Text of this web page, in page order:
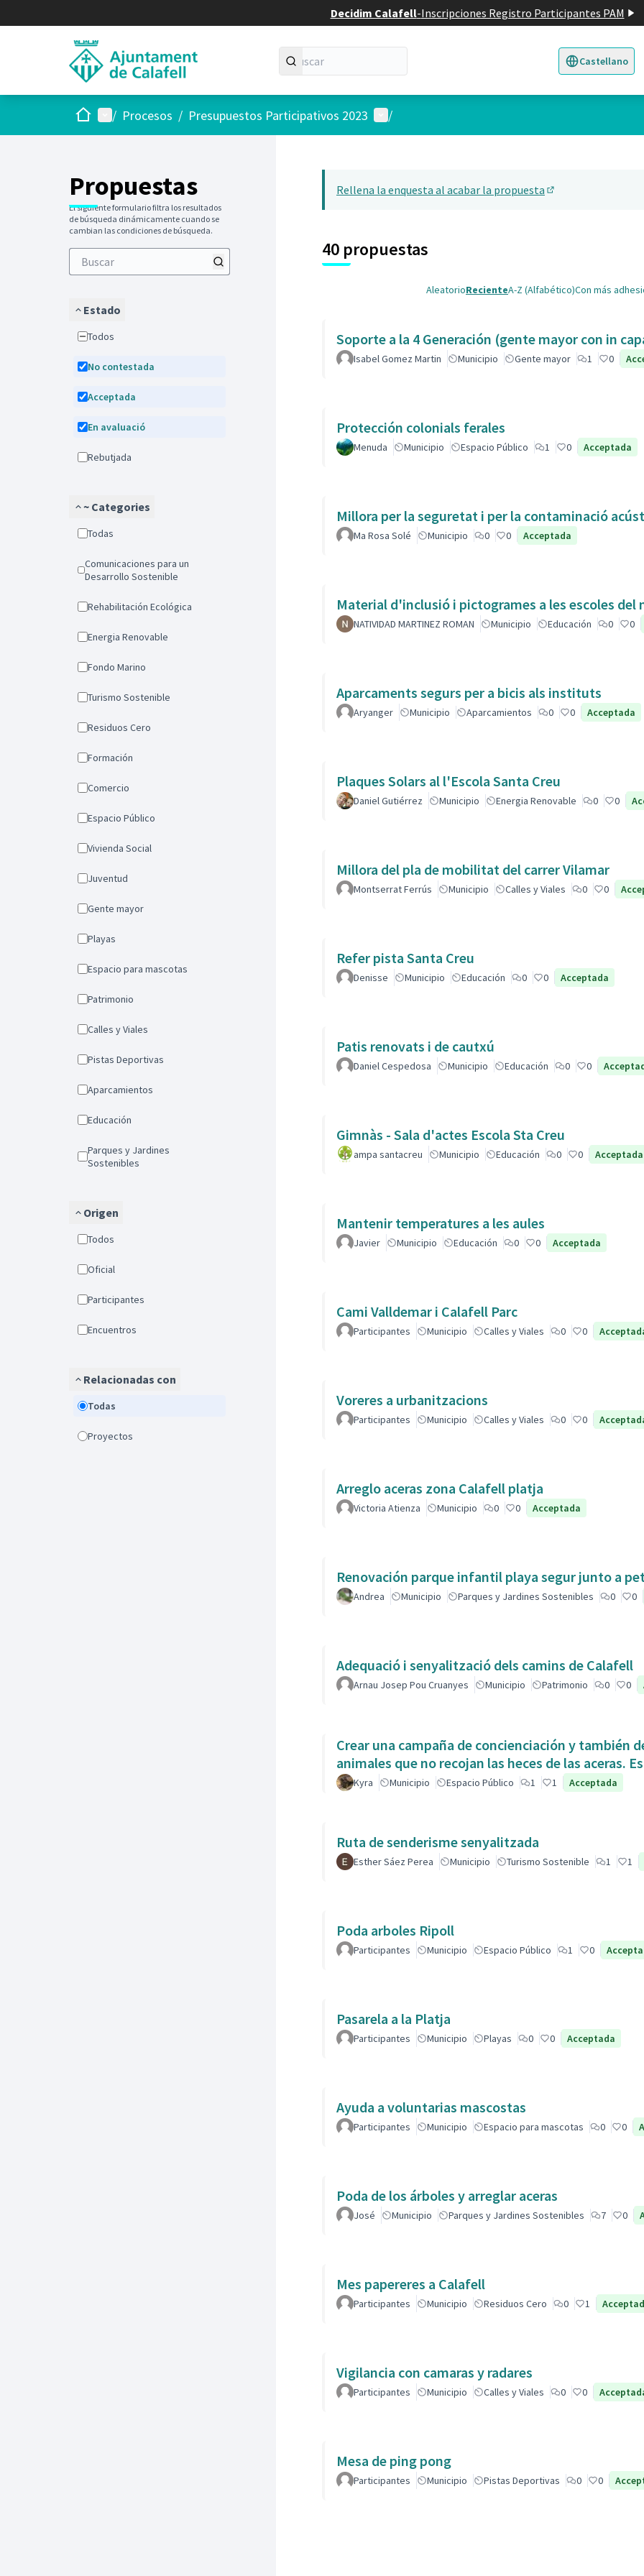
Decidim Calafell-Inscripciones Registro Participantes PAM
Castellano
Triar la llengua
InicioMenú principal
/ Procesos / Presupuestos Participativos 2023 Menú de usuario
/
Propuestas
El siguiente formulario filtra los resultados
de búsqueda dinámicamente cuando se
cambian las condiciones de búsqueda.
Estado
Todos
No contestada
Acceptada
En avaluació
Rebutjada
~ Categories
Todas
Comunicaciones para un
Desarrollo Sostenible
Rehabilitación Ecológica
Energia Renovable
Fondo Marino
Turismo Sostenible
Residuos Cero
Formación
Comercio
Espacio Público
Vivienda Social
Juventud
Gente mayor
Playas
Espacio para mascotas
Patrimonio
Calles y Viales
Pistas Deportivas
Aparcamientos
Educación
Parques y Jardines
Sostenibles
Origen
Todos
Oficial
Participantes
Encuentros
Relacionadas con
Todas
Proyectos
Rellena la enquesta al acabar la propuesta
40 propuestas
AleatorioRecienteA-Z (Alfabético)Con más
Soporte a la 4 Generación (gente mayor con in
Isabel Gomez Martin Municipio Gente mayor 1 0
Protección colonials ferales
Menuda Municipio Espacio Público 1 0 Acceptada
Millora per la seguretat i per la contaminació
Ma Rosa Solé Municipio 0 0 Acceptada
Material d'inclusió i pictogrames a les escoles del
NATIVIDAD MARTINEZ ROMAN Municipio Educación 0 0
Aparcaments segurs per a bicis als instituts
Aryanger Municipio Aparcamientos 0 0 Acceptada
Plaques Solars al l'Escola Santa Creu
Daniel Gutiérrez Municipio Energia Renovable 0 0
Millora del pla de mobilitat del carrer Vilamar
Montserrat Ferrús Municipio Calles y Viales 0 0
Refer pista Santa Creu
Denisse Municipio Educación 0 0 Acceptada
Patis renovats i de cautxú
Daniel Cespedosa Municipio Educación 0 0
Gimnàs - Sala d'actes Escola Sta Creu
ampa santacreu Municipio Educación 0 0 Acceptada
Mantenir temperatures a les aules
Javier Municipio Educación 0 0 Acceptada
Cami Valldemar i Calafell Parc
Participantes Municipio Calles y Viales 0 0
Voreres a urbanitzacions
Participantes Municipio Calles y Viales 0 0
Arreglo aceras zona Calafell platja
Victoria Atienza Municipio 0 0 Acceptada
Renovación parque infantil playa segur junto a
Andrea Municipio Parques y Jardines Sostenibles 0 0
Adequació i senyalització dels camins de Calafell
Arnau Josep Pou Cruanyes Municipio Patrimonio 0 0
Crear una campaña de concienciación y también
animales que no recojan las heces de las aceras.
Kyra Municipio Espacio Público 1 1 Acceptada
Ruta de senderisme senyalitzada
Esther Sáez Perea Municipio Turismo Sostenible 1 1
Poda arboles Ripoll
Participantes Municipio Espacio Público 1 0
Pasarela a la Platja
Participantes Municipio Playas 0 0 Acceptada
Ayuda a voluntarias mascostas
Participantes Municipio Espacio para mascotas 0 0
Poda de los árboles y arreglar aceras
José Municipio Parques y Jardines Sostenibles 7 0
Mes papereres a Calafell
Participantes Municipio Residuos Cero 0 1
Vigilancia con camaras y radares
Participantes Municipio Calles y Viales 0 0
Mesa de ping pong
Participantes Municipio Pistas Deportivas 0 0